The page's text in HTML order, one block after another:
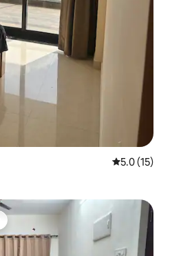
Calificación
5.0 (15)